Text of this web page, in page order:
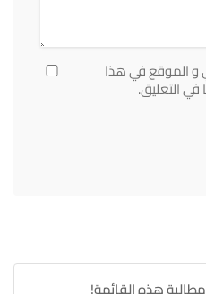
و الموقع في هذا
في التعليق.